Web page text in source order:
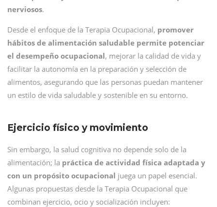
nerviosos.
Desde el enfoque de la Terapia Ocupacional, promover
hábitos de alimentación saludable permite potenciar
el desempeño ocupacional, mejorar la calidad de vida y
facilitar la autonomía en la preparación y selección de
alimentos, asegurando que las personas puedan mantener
un estilo de vida saludable y sostenible en su entorno.
Ejercicio físico y movimiento
Sin embargo, la salud cognitiva no depende solo de la
alimentación; la práctica de actividad física adaptada y
con un propósito ocupacional juega un papel esencial.
Algunas propuestas desde la Terapia Ocupacional que
combinan ejercicio, ocio y socialización incluyen: